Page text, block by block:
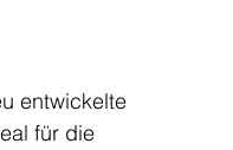
entwickelte
für die